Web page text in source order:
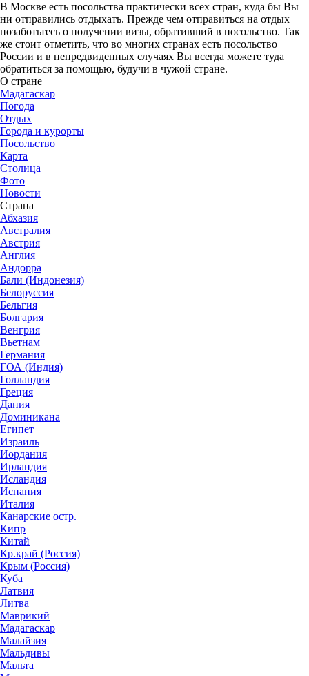
В Москве есть посольства практически всех стран, куда бы Вы
ни отправились отдыхать. Прежде чем отправиться на отдых
позаботьтесь о получении визы, обративший в посольство. Так
же стоит отметить, что во многих странах есть посольство
России и в непредвиденных случаях Вы всегда можете туда
обратиться за помощью, будучи в чужой стране.
О стране
Мадагаскар
Погода
Отдых
Города и курорты
Посольство
Карта
Столица
Фото
Новости
Страна
Абхазия
Австралия
Австрия
Англия
Андорра
Бали (Индонезия)
Белоруссия
Бельгия
Болгария
Венгрия
Вьетнам
Германия
ГОА (Индия)
Голландия
Греция
Дания
Доминикана
Египет
Израиль
Иордания
Ирландия
Исландия
Испания
Италия
Канарские остр.
Кипр
Китай
Кр.край (Россия)
Крым (Россия)
Куба
Латвия
Литва
Маврикий
Мадагаскар
Малайзия
Мальдивы
Мальта